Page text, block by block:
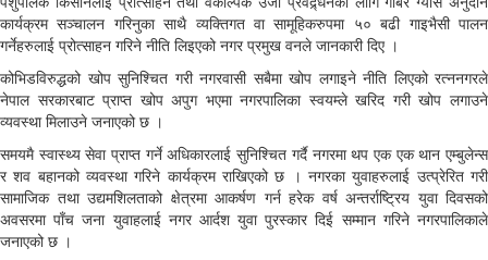
कार्यक्रम सञ्चालन गरिनुका साथै व्यक्तिगत वा सामूहिकरुपमा ५० बढी गाइभैसी पालन
गर्नेहरुलाई प्रोत्साहन गरिने नीति लिइएको नगर प्रमुख वनले जानकारी दिए ।
कोभिडविरुद्धको खोप सुनिश्चित गरी नगरवासी सबैमा खोप लगाइने नीति लिएको रत्ननगरले
नेपाल सरकारबाट प्राप्त खोप अपुग भएमा नगरपालिका स्वयम्ले खरिद गरी खोप लगाउने
व्यवस्था मिलाउने जनाएको छ ।
समयमै स्वास्थ्य सेवा प्राप्त गर्ने अधिकारलाई सुनिश्चित गर्दै नगरमा थप एक एक थान एम्बुलेन्स
र शव बहानको व्यवस्था गरिने कार्यक्रम राखिएको छ । नगरका युवाहरुलाई उत्प्रेरित गरी
सामाजिक तथा उद्यमशिलताको क्षेत्रमा आकर्षण गर्न हरेक वर्ष अन्तर्राष्ट्रिय युवा दिवसको
अवसरमा पाँच जना युवाहलाई नगर आर्दश युवा पुरस्कार दिई सम्मान गरिने नगरपालिकाले
जनाएको छ ।